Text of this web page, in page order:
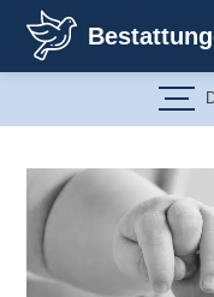
Inhalt
springen